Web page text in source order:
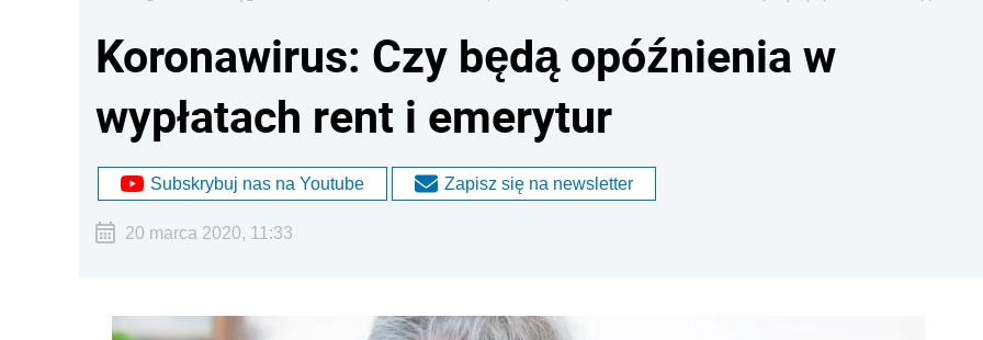
Koronawirus: Czy będą opóźnienia w
wypłatach rent i emerytur
Subskrybuj nas na Youtube Zapisz się na newsletter
20 marca 2020, 11:33